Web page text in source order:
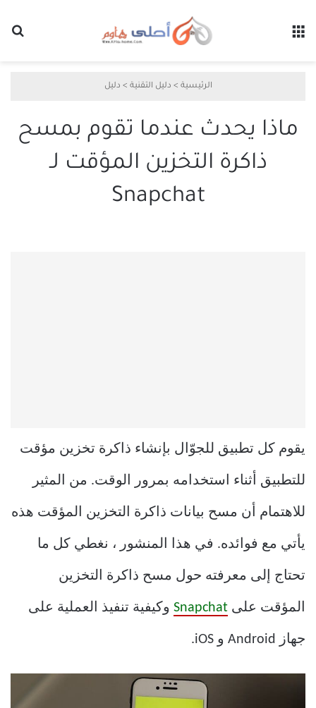
الرئيسية > دليل التقنية > دليل
ماذا يحدث عندما تقوم بمسح
ذاكرة التخزين المؤقت لـ
Snapchat
يقوم كل تطبيق للجوّال بإنشاء ذاكرة تخزين مؤقت
للتطبيق أثناء استخدامه بمرور الوقت. من المثير
للاهتمام أن مسح بيانات ذاكرة التخزين المؤقت هذه
يأتي مع فوائده. في هذا المنشور ، نغطي كل ما
تحتاج إلى معرفته حول مسح ذاكرة التخزين
المؤقت على Snapchat وكيفية تنفيذ العملية على
جهاز Android و iOS.